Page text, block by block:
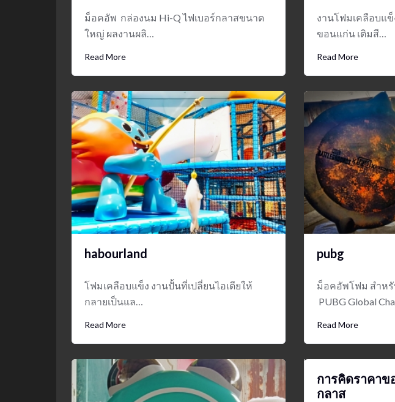
ม็อคอัพ กล่องนม Hi-Q ไฟเบอร์กลาสขนาด
ใหญ่ ผลงานผลิ…
Read More
งานโฟมเคลือบแข็
ขอนแก่น เติมสี…
Read More
habourland
โฟมเคลือบแข็ง งานปั้นที่เปลี่ยนไอเดียให้
กลายเป็นแล…
Read More
pubg
ม็อคอัพโฟม สำหรั
PUBG Global
Read More
การคิดราคาข
กลาส